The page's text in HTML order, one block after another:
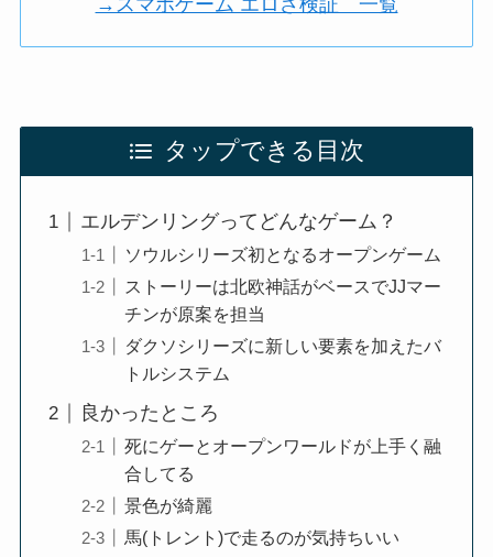
タップできる目次
エルデンリングってどんなゲーム？
ソウルシリーズ初となるオープンゲーム
ストーリーは北欧神話がベースでJJマー
チンが原案を担当
ダクソシリーズに新しい要素を加えたバ
トルシステム
良かったところ
死にゲーとオープンワールドが上手く融
合してる
景色が綺麗
馬(トレント)で走るのが気持ちいい